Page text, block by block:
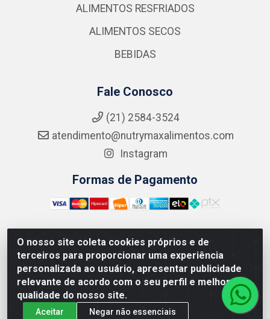
O nosso site coleta cookies próprios e de
terceiros para proporcionar uma experiência
personalizada ao usuário, apresentar publicidade
relevante de acordo com o seu perfil e melhorar a
qualidade do nosso site.
Aceitar Negar não essenciais
ALIMENTOS RESFRIADOS
ALIMENTOS SECOS
BEBIDAS
Fale Conosco
(21) 2584-3524
atendimento@nutrymaxalimentos.com
Instagram
Formas de Pagamento
NUTRY MAX COMÉRCIO DE PRODUTOS ALIMENTICIOS
LTDA - RUA DO FEIJÃO, 721 PENHA CIRCULAR/RJ -
CNPJ: 15.796.122/0001-03